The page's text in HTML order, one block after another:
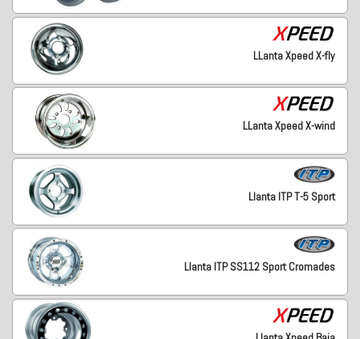
LLanta Xpeed X-fly
LLanta Xpeed X-wind
Llanta ITP T-5 Sport
Llanta ITP SS112 Sport Cromades